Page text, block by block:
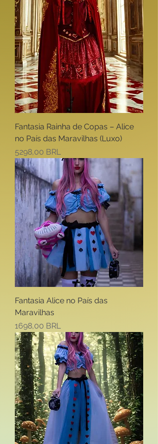
Fantasia Rainha de Copas – Alice
no País das Maravilhas (Luxo)
Precio
5298,00 BRL
Fantasia Alice no País das
Maravilhas
Precio
1698,00 BRL